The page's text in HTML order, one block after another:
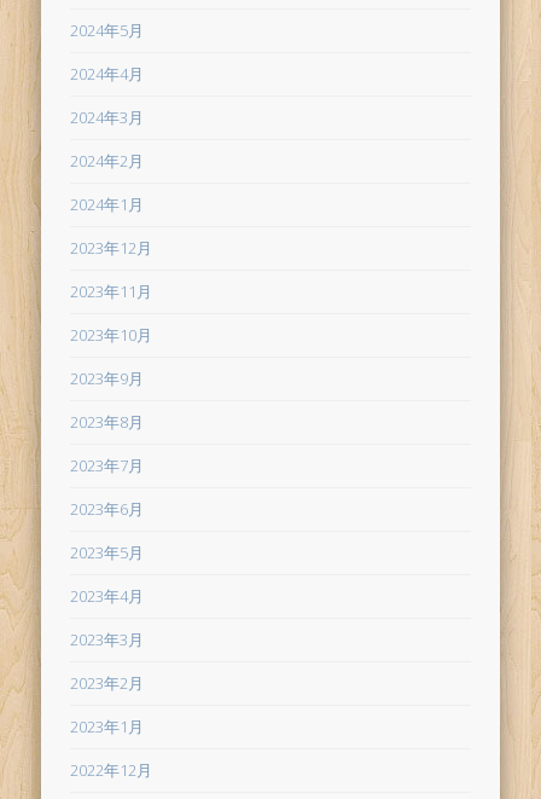
2024年5月
2024年4月
2024年3月
2024年2月
2024年1月
2023年12月
2023年11月
2023年10月
2023年9月
2023年8月
2023年7月
2023年6月
2023年5月
2023年4月
2023年3月
2023年2月
2023年1月
2022年12月